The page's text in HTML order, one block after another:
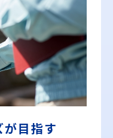
が目指す